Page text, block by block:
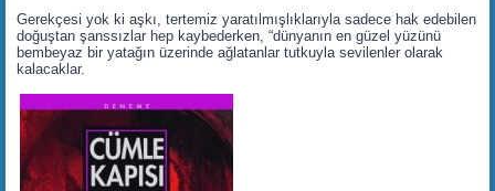
Gerekçesi yok ki aşkı, tertemiz yaratılmışlıklarıyla sadece hak edebilen
doğuştan şanssızlar hep kaybederken, “dünyanın en güzel yüzünü
bembeyaz bir yatağın üzerinde ağlatanlar tutkuyla sevilenler olarak
kalacaklar.